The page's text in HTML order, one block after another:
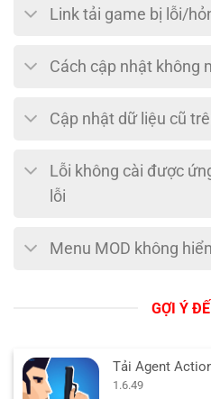
Link tải game bị lỗi/
Cách cập nhật không
Cập nhật dữ liệu cũ
Lỗi không cài được
lỗi
Menu MOD không
GỢI Ý
1.6.49